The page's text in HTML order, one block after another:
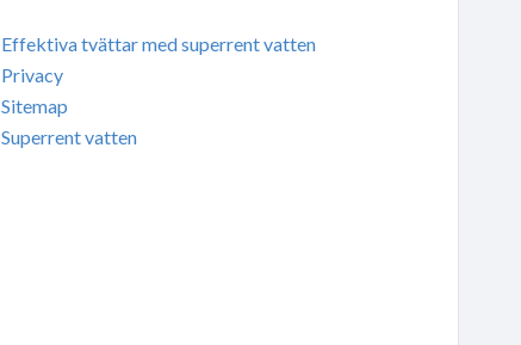
Effektiva tvättar med superrent vatten
Privacy
Sitemap
Superrent vatten